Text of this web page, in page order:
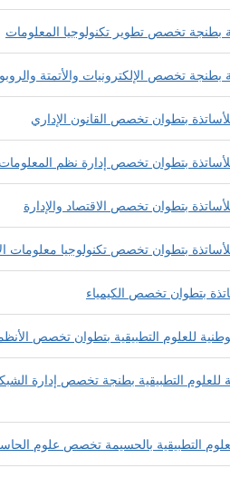
بطنجة تخصص تطوير تكنولوجيا المعلومات
تخصص الإلكترونيات والأتمتة
بتطوان تخصص القانون الإداري
بتطوان تخصص إدارة نظم المعلومات
بتطوان تخصص الاقتصاد والإدارة
بتطوان تخصص تكنولوجيا معلومات
بتطوان تخصص الكيمياء
للعلوم التطبيقية بتطوان تخصص
التطبيقية بطنجة تخصص إدارة
التطبيقية بالحسيمة تخصص علوم